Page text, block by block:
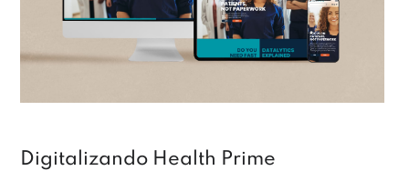
Digitalizando Health Prime